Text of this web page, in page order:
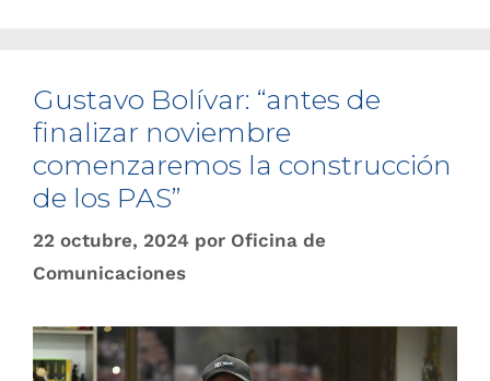
Gustavo Bolívar: “antes de
finalizar noviembre
comenzaremos la construcción
de los PAS”
22 octubre, 2024 por Oficina de
Comunicaciones